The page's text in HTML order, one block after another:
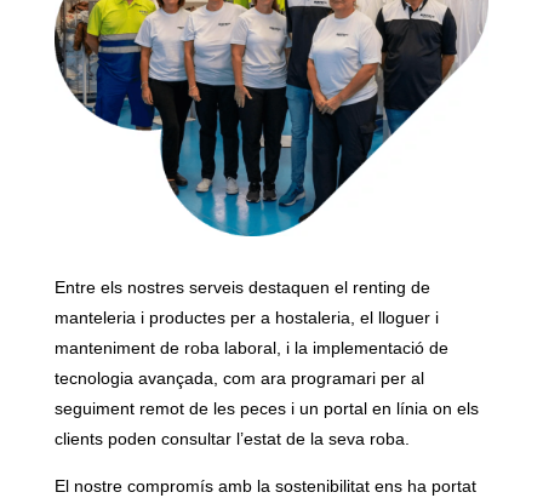
Entre els nostres serveis destaquen el renting de
manteleria i productes per a hostaleria, el lloguer i
manteniment de roba laboral, i la implementació de
tecnologia avançada, com ara programari per al
seguiment remot de les peces i un portal en línia on els
clients poden consultar l’estat de la seva roba.
El nostre compromís amb la sostenibilitat ens ha portat